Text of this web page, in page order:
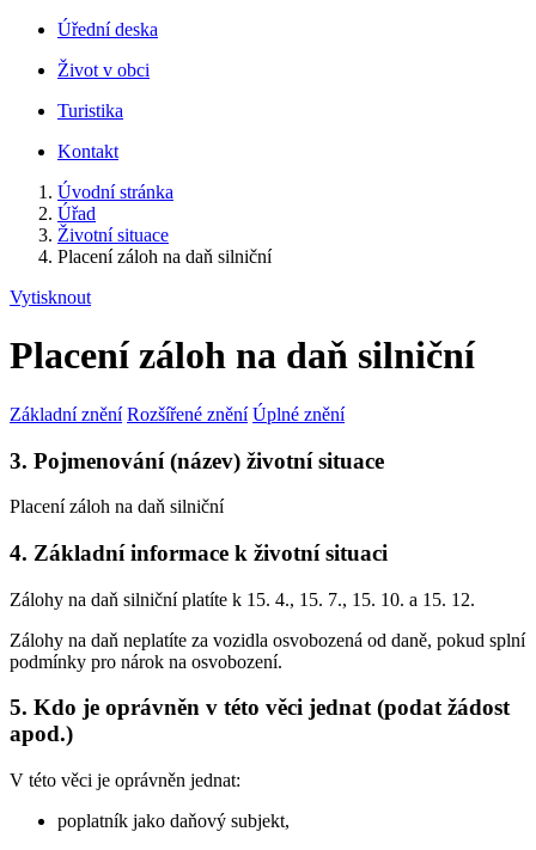
Úřední deska
Život v obci
Turistika
Kontakt
Úvodní stránka
Úřad
Životní situace
Placení záloh na daň silniční
Vytisknout
Placení záloh na daň silniční
Základní znění Rozšířené znění Úplné znění
3. Pojmenování (název) životní situace
Placení záloh na daň silniční
4. Základní informace k životní situaci
Zálohy na daň silniční platíte k 15. 4., 15. 7., 15. 10. a 15. 12.
Zálohy na daň neplatíte za vozidla osvobozená od daně, pokud splní
podmínky pro nárok na osvobození.
5. Kdo je oprávněn v této věci jednat (podat žádost
apod.)
V této věci je oprávněn jednat:
poplatník jako daňový subjekt,